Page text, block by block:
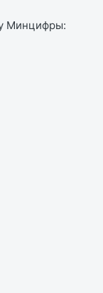
Минцифры: